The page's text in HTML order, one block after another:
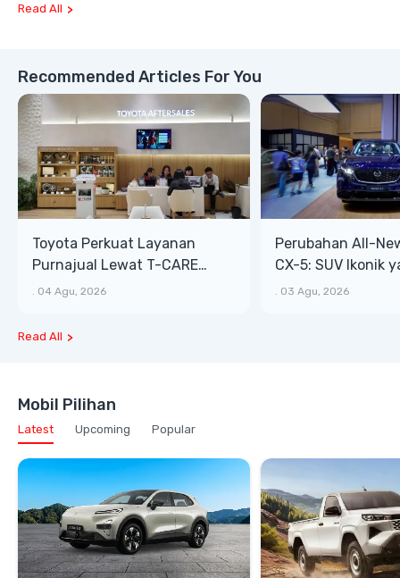
Read All
Recommended Articles For You
Toyota Perkuat Layanan
Purnajual Lewat T-CARE
XTRA, Manfaat Lebih Besar
. 04 Agu, 2026
Perubahan All-
CX-5: SUV Ikonik
Bongsor, Mewah,
. 03 Agu, 2026
Read All
Mobil Pilihan
Latest Upcoming Popular